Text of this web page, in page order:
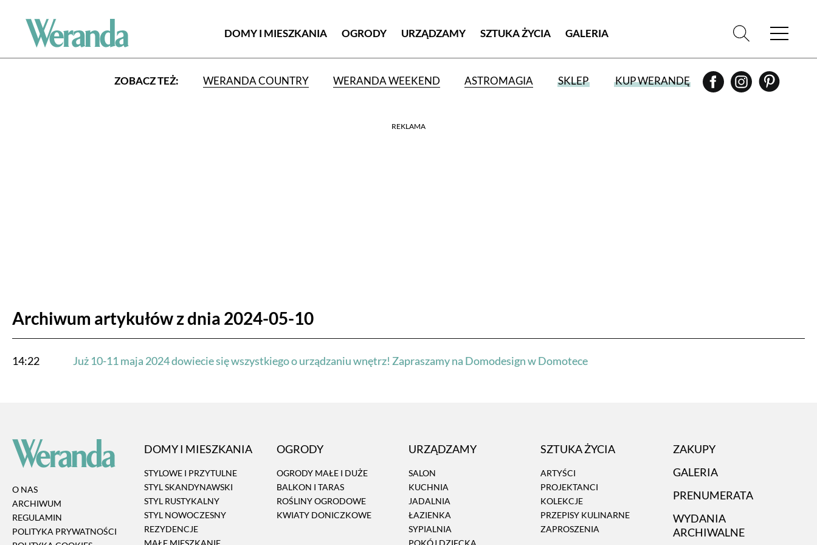
DOMY I MIESZKANIA OGRODY URZĄDZAMY SZTUKA ŻYCIA GALERIA
ZOBACZ TEŻ: WERANDA COUNTRY WERANDA WEEKEND ASTROMAGIA SKLEP KUP WERANDĘ
REKLAMA
Archiwum artykułów z dnia 2024-05-10
14:22 Już 10-11 maja 2024 dowiecie się wszystkiego o urządzaniu wnętrz! Zapraszamy na Domodesign w Domotece
O NAS
ARCHIWUM
REGULAMIN
POLITYKA PRYWATNOŚCI
DOMY I MIESZKANIA
STYLOWE I PRZYTULNE
STYL SKANDYNAWSKI
STYL RUSTYKALNY
STYL NOWOCZESNY
REZYDENCJE
MAŁE MIESZKANIE
OGRODY
OGRODY MAŁE I DUŻE
BALKON I TARAS
ROŚLINY OGRODOWE
KWIATY DONICZKOWE
URZĄDZAMY
SALON
KUCHNIA
JADALNIA
ŁAZIENKA
SYPIALNIA
POKÓJ DZIECKA
SZTUKA ŻYCIA
ARTYŚCI
PROJEKTANCI
KOLEKCJE
PRZEPISY KULINARNE
ZAPROSZENIA
ZAKUPY
GALERIA
PRENUMERATA
WYDANIA
ARCHIWALNE